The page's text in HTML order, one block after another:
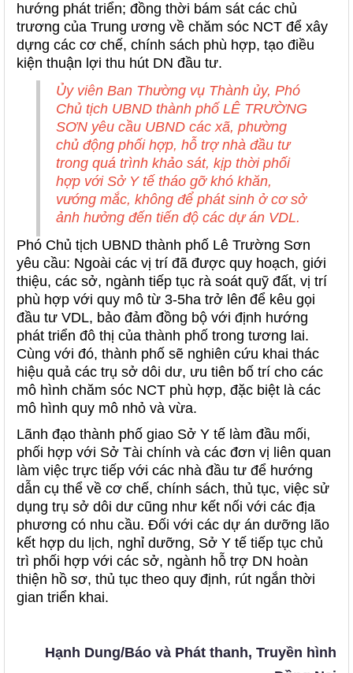
hướng phát triển; đồng thời bám sát các chủ
trương của Trung ương về chăm sóc NCT để xây
dựng các cơ chế, chính sách phù hợp, tạo điều
kiện thuận lợi thu hút DN đầu tư.
Ủy viên Ban Thường vụ Thành ủy, Phó
Chủ tịch UBND thành phố LÊ TRƯỜNG
SƠN yêu cầu UBND các xã, phường
chủ động phối hợp, hỗ trợ nhà đầu tư
trong quá trình khảo sát, kịp thời phối
hợp với Sở Y tế tháo gỡ khó khăn,
vướng mắc, không để phát sinh ở cơ sở
ảnh hưởng đến tiến độ các dự án VDL.
Phó Chủ tịch UBND thành phố Lê Trường Sơn
yêu cầu: Ngoài các vị trí đã được quy hoạch, giới
thiệu, các sở, ngành tiếp tục rà soát quỹ đất, vị trí
phù hợp với quy mô từ 3-5ha trở lên để kêu gọi
đầu tư VDL, bảo đảm đồng bộ với định hướng
phát triển đô thị của thành phố trong tương lai.
Cùng với đó, thành phố sẽ nghiên cứu khai thác
hiệu quả các trụ sở dôi dư, ưu tiên bố trí cho các
mô hình chăm sóc NCT phù hợp, đặc biệt là các
mô hình quy mô nhỏ và vừa.
Lãnh đạo thành phố giao Sở Y tế làm đầu mối,
phối hợp với Sở Tài chính và các đơn vị liên quan
làm việc trực tiếp với các nhà đầu tư để hướng
dẫn cụ thể về cơ chế, chính sách, thủ tục, việc sử
dụng trụ sở dôi dư cũng như kết nối với các địa
phương có nhu cầu. Đối với các dự án dưỡng lão
kết hợp du lịch, nghỉ dưỡng, Sở Y tế tiếp tục chủ
trì phối hợp với các sở, ngành hỗ trợ DN hoàn
thiện hồ sơ, thủ tục theo quy định, rút ngắn thời
gian triển khai.
Hạnh Dung/Báo và Phát thanh, Truyền hình